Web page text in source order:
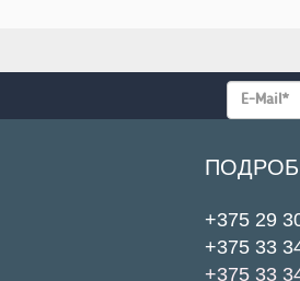
+375 29
+375 33
+375 33